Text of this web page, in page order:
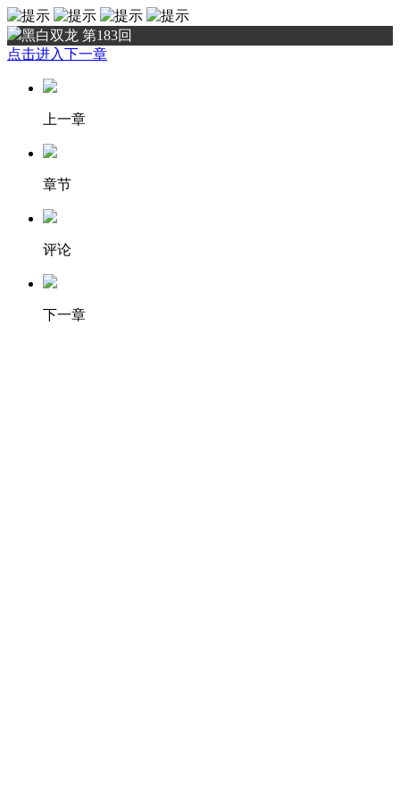
黑白双龙 第183回
点击进入下一章
上一章
章节
评论
下一章